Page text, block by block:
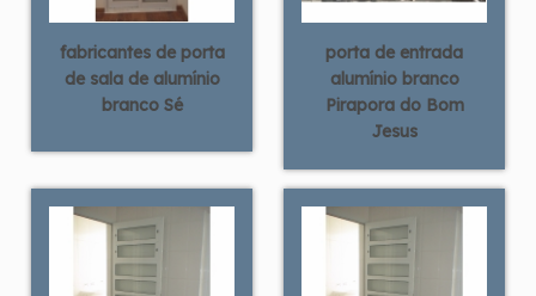
fabricantes de porta
de sala de alumínio
branco Sé
porta de entrada
alumínio branco
Pirapora do Bom
Jesus